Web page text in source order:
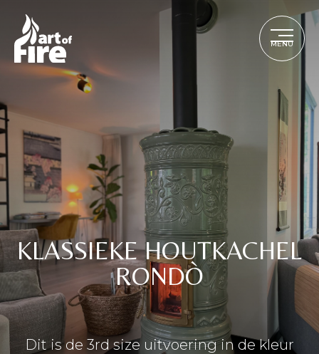
MENU
KLASSIEKE HOUTKACHEL
RONDÒ
Dit is de 3rd size uitvoering in de kleur